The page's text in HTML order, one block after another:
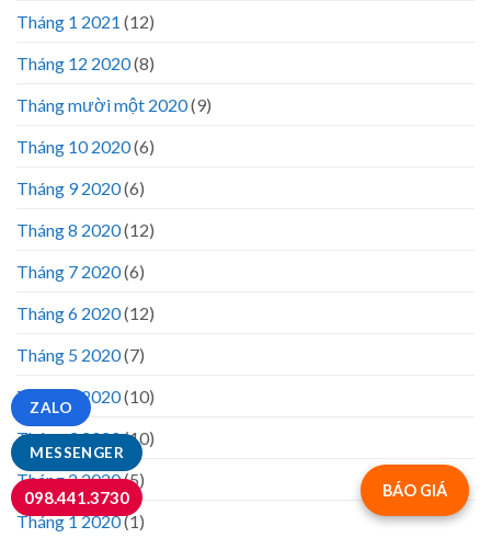
Tháng 1 2021 (12)
Tháng 12 2020(8)
Tháng mười một 2020(9)
Tháng 10 2020(6)
Tháng 9 2020(6)
Tháng 8 2020(12)
Tháng 7 2020(6)
Tháng 6 2020(12)
Tháng 5 2020(7)
Tháng 4 2020(10)
Tháng 3 2020(10)
Tháng 2 2020(5)
Tháng 1 2020(1)
BÁO GIÁ
MESSENGER
ZALO
098.441.3730